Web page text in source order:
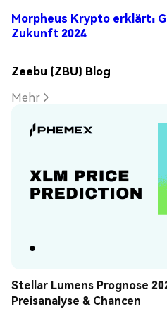
Morpheus Krypto erklärt:
Zukunft 2024
Zeebu (ZBU) Blog
Mehr
Stellar Lumens Prognose
Preisanalyse & Chancen